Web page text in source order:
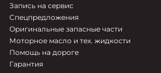
Запись на сервис
Спецпредложения
Оригинальные запасные части
Моторное масло и тех. жидкости
Помощь на дороге
Гарантия